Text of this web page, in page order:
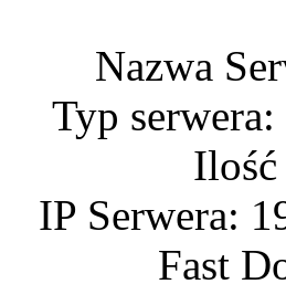
Nazwa
Typ
IP Serwera:
Fast